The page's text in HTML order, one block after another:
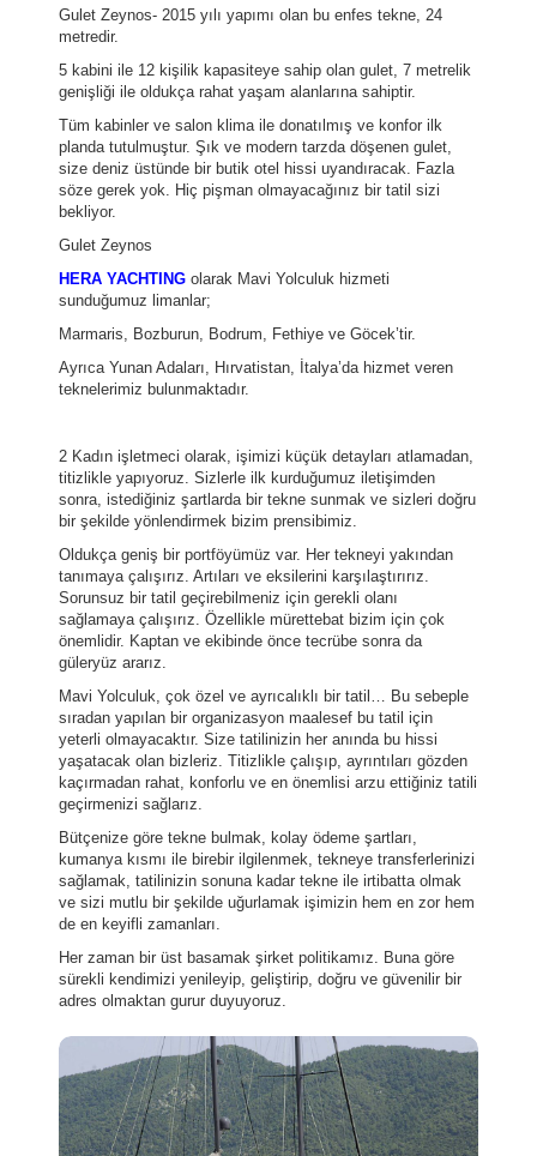
Gulet Zeynos- 2015 yılı yapımı olan bu enfes tekne, 24
metredir.
5 kabini ile 12 kişilik kapasiteye sahip olan gulet, 7 metrelik
genişliği ile oldukça rahat yaşam alanlarına sahiptir.
Tüm kabinler ve salon klima ile donatılmış ve konfor ilk
planda tutulmuştur. Şık ve modern tarzda döşenen gulet,
size deniz üstünde bir butik otel hissi uyandıracak. Fazla
söze gerek yok. Hiç pişman olmayacağınız bir tatil sizi
bekliyor.
Gulet Zeynos
HERA YACHTING olarak Mavi Yolculuk hizmeti
sunduğumuz limanlar;
Marmaris, Bozburun, Bodrum, Fethiye ve Göcek’tir.
Ayrıca Yunan Adaları, Hırvatistan, İtalya’da hizmet veren
teknelerimiz bulunmaktadır.
2 Kadın işletmeci olarak, işimizi küçük detayları atlamadan,
titizlikle yapıyoruz. Sizlerle ilk kurduğumuz iletişimden
sonra, istediğiniz şartlarda bir tekne sunmak ve sizleri doğru
bir şekilde yönlendirmek bizim prensibimiz.
Oldukça geniş bir portföyümüz var. Her tekneyi yakından
tanımaya çalışırız. Artıları ve eksilerini karşılaştırırız.
Sorunsuz bir tatil geçirebilmeniz için gerekli olanı
sağlamaya çalışırız. Özellikle mürettebat bizim için çok
önemlidir. Kaptan ve ekibinde önce tecrübe sonra da
güleryüz ararız.
Mavi Yolculuk, çok özel ve ayrıcalıklı bir tatil… Bu sebeple
sıradan yapılan bir organizasyon maalesef bu tatil için
yeterli olmayacaktır. Size tatilinizin her anında bu hissi
yaşatacak olan bizleriz. Titizlikle çalışıp, ayrıntıları gözden
kaçırmadan rahat, konforlu ve en önemlisi arzu ettiğiniz tatili
geçirmenizi sağlarız.
Bütçenize göre tekne bulmak, kolay ödeme şartları,
kumanya kısmı ile birebir ilgilenmek, tekneye transferlerinizi
sağlamak, tatilinizin sonuna kadar tekne ile irtibatta olmak
ve sizi mutlu bir şekilde uğurlamak işimizin hem en zor hem
de en keyifli zamanları.
Her zaman bir üst basamak şirket politikamız. Buna göre
sürekli kendimizi yenileyip, geliştirip, doğru ve güvenilir bir
adres olmaktan gurur duyuyoruz.